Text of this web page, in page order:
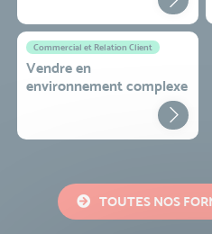
Commercial et Relation Client
Vendre en
environnement complexe
TOUTES NOS